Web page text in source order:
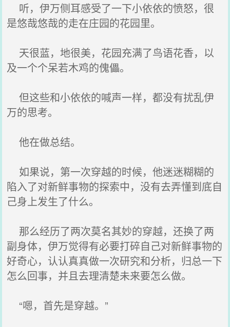
听，伊万侧耳感受了一下小依依的愤怒，很
是悠哉悠哉的走在庄园的花园里。
天很蓝，地很美，花园充满了鸟语花香，以
及一个个呆若木鸡的傀儡。
但这些和小依依的喊声一样，都没有扰乱伊
万的思考。
他在做总结。
如果说，第一次穿越的时候，他迷迷糊糊的
陷入了对新鲜事物的探索中，没有去弄懂到底自
己身上发生了什么。
那么经历了两次莫名其妙的穿越，还换了两
副身体，伊万觉得有必要打碎自己对新鲜事物的
好奇心，认认真真做一次研究和分析，归总一下
怎么回事，并且去理清楚未来要怎么做。
“嗯，首先是穿越。”